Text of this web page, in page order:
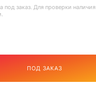
под заказ. Для проверки наличия
ПОД ЗАКАЗ